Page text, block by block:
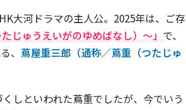
大河ドラマの主人公。2025年は、ご存
じゅうえいがのゆめばなし）〜」 で、
、 蔦屋重三郎（通称／蔦重（つたじゅ
しといわれた蔦重でしたが、今でいう